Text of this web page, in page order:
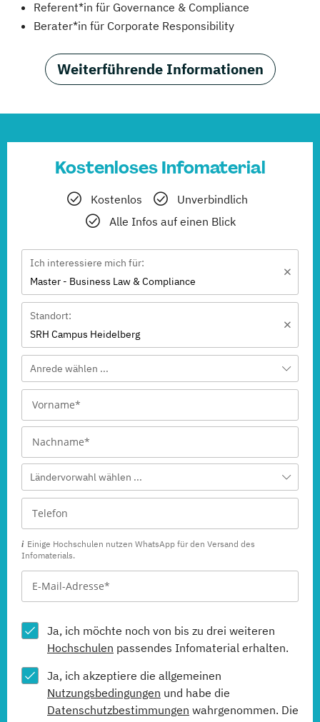
Referent*in für Governance & Compliance
Berater*in für Corporate Responsibility
Weiterführende Informationen
Kostenloses Infomaterial
Kostenlos
Unverbindlich
Alle Infos auf einen Blick
Ich interessiere mich für:
Master - Business Law & Compliance
Standort:
SRH Campus Heidelberg
Anrede wählen ...
Ländervorwahl wählen ...
Einige Hochschulen nutzen WhatsApp für den Versand des
Infomaterials.
Ja, ich möchte noch von bis zu drei weiteren
Hochschulen passendes Infomaterial erhalten.
Ja, ich akzeptiere die allgemeinen
Nutzungsbedingungen und habe die
Datenschutzbestimmungen wahrgenommen. Die